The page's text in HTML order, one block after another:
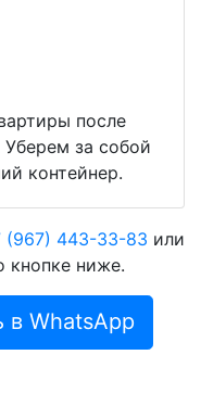
после
за собой
контейнер.
(967) 443-33-83 или
кнопке ниже.
в WhatsApp